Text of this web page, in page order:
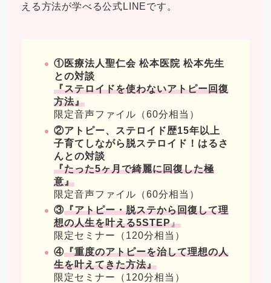
える方法が学べる公式LINEです。
①医療法人聖仁会 松本医院 松本先生
との対談
『ステロイドを使わないアトピー回復
方法』
限定音声ファイル（60分相当）
②アトピー、ステロイド歴15年以上
子育てしながら脱ステロイド！はるさ
んとの対談
『たった5ヶ月で綺麗に回復した極
意』
限定音声ファイル（60分相当）
③『アトピー・脱ステから回復して理
想の人生を叶える5STEP』
限定セミナー（120分相当）
④『重度のアトピーを治して理想の人
生を叶えてきた方法』
限定セミナー（120分相当）